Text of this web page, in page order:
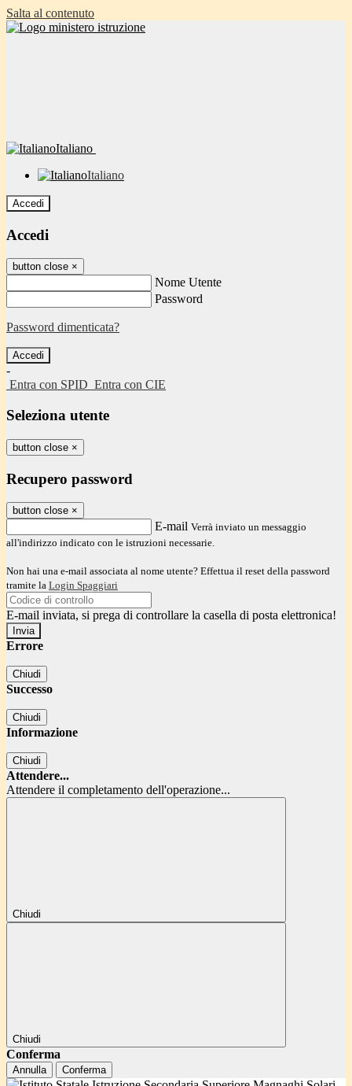
Salta al contenuto
Italiano
Italiano
Accedi
Accedi
button close ×
Nome Utente
Password
Password dimenticata?
-
Entra con SPID Entra con CIE
Seleziona utente
button close ×
Recupero password
button close ×
E-mail Verrà inviato un messaggio
all'indirizzo indicato con le istruzioni necessarie.
Non hai una e-mail associata al nome utente? Effettua il reset della password
tramite la Login Spaggiari
E-mail inviata, si prega di controllare la casella di posta elettronica!
Errore
Chiudi
Successo
Chiudi
Informazione
Chiudi
Attendere...
Attendere il completamento dell'operazione...
Chiudi
Chiudi
Conferma
Annulla Conferma